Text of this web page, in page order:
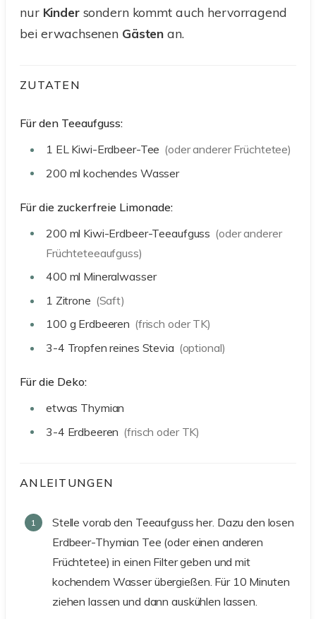
nur Kindersondern kommt auch hervorragend
bei erwachsenen Gästen an.
ZUTATEN
Für den Teeaufguss:
1 EL Kiwi-Erdbeer-Tee (oder anderer Früchtetee)
200 ml kochendes Wasser
Für die zuckerfreie Limonade:
200 ml Kiwi-Erdbeer-Teeaufguss (oder anderer
Früchteteeaufguss)
400 ml Mineralwasser
1 Zitrone (Saft)
100 g Erdbeeren (frisch oder TK)
3-4 Tropfen reines Stevia (optional)
Für die Deko:
etwas Thymian
3-4 Erdbeeren (frisch oder TK)
ANLEITUNGEN
Stelle vorab den Teeaufguss her. Dazu den losen
Erdbeer-Thymian Tee (oder einen anderen
Früchtetee) in einen Filter geben und mit
kochendem Wasser übergießen. Für 10 Minuten
ziehen lassen und dann auskühlen lassen.